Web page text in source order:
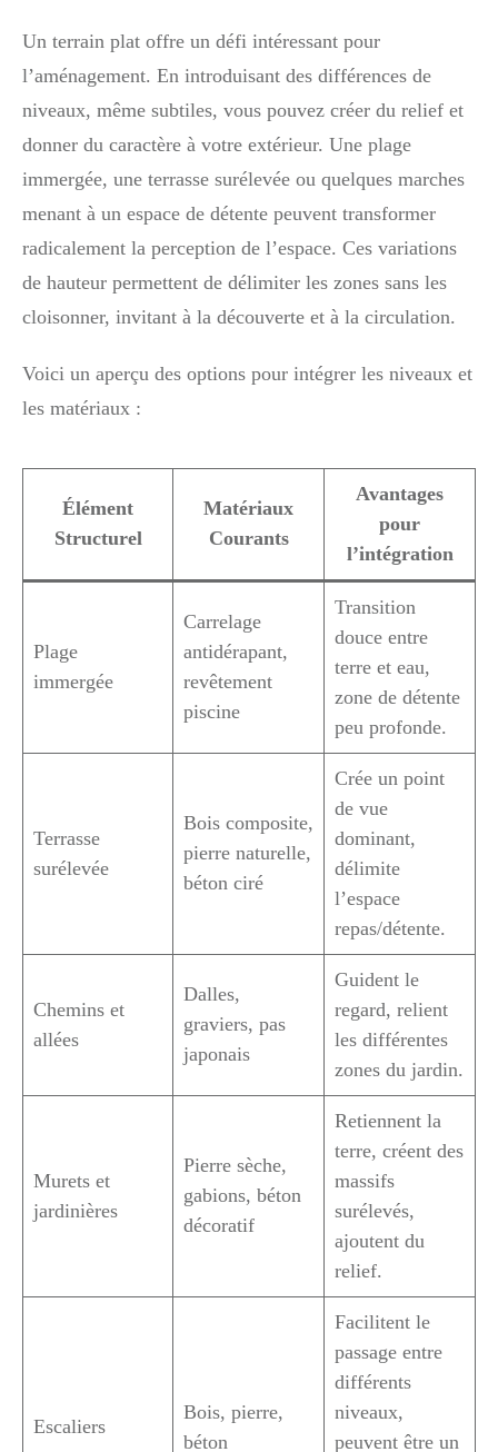
Un terrain plat offre un défi intéressant pour
l’aménagement. En introduisant des différences de
niveaux, même subtiles, vous pouvez créer du relief et
donner du caractère à votre extérieur. Une plage
immergée, une terrasse surélevée ou quelques marches
menant à un espace de détente peuvent transformer
radicalement la perception de l’espace. Ces variations
de hauteur permettent de délimiter les zones sans les
cloisonner, invitant à la découverte et à la circulation.
Voici un aperçu des options pour intégrer les niveaux et
les matériaux :
Élément
Structurel
Matériaux
Courants
Avantages
pour
l’intégration
Plage
immergée
Carrelage
antidérapant,
revêtement
piscine
Transition
douce entre
terre et eau,
zone de détente
peu profonde.
Terrasse
surélevée
Bois composite,
pierre naturelle,
béton ciré
Crée un point
de vue
dominant,
délimite
l’espace
repas/détente.
Chemins et
allées
Dalles,
graviers, pas
japonais
Guident le
regard, relient
les différentes
zones du jardin.
Murets et
jardinières
Pierre sèche,
gabions, béton
décoratif
Retiennent la
terre, créent des
massifs
surélevés,
ajoutent du
relief.
Escaliers
Bois, pierre,
béton
Facilitent le
passage entre
différents
niveaux,
peuvent être un